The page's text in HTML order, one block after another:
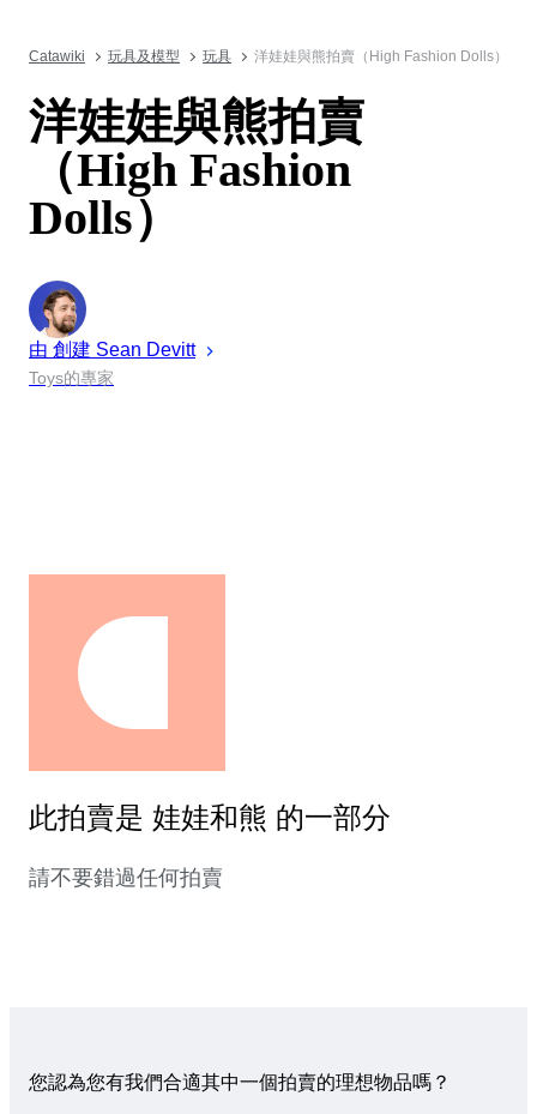
Catawiki 玩具及模型 玩具 洋娃娃與熊拍賣（High Fashion Dolls）
洋娃娃與熊拍賣
（High Fashion
Dolls）
由 創建 Sean Devitt
Toys的專家
此拍賣是 娃娃和熊 的一部分
請不要錯過任何拍賣
您認為您有我們合適其中一個拍賣的理想物品嗎？